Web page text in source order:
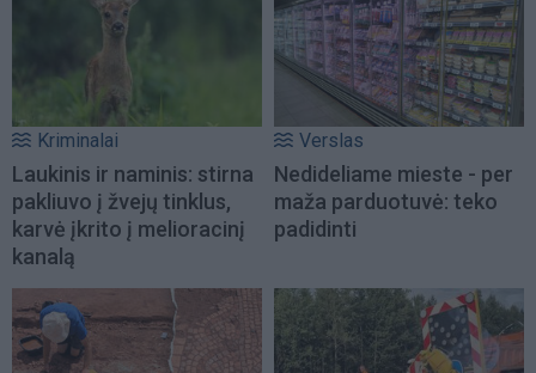
Kriminalai
Laukinis ir naminis: stirna
pakliuvo į žvejų tinklus,
karvė įkrito į melioracinį
kanalą
Verslas
Nedideliame mieste - per
maža parduotuvė: teko
padidinti